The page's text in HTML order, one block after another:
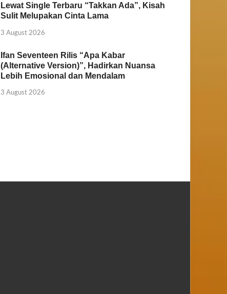
Lewat Single Terbaru “Takkan Ada”, Kisah
Sulit Melupakan Cinta Lama
3 August 2026
Ifan Seventeen Rilis “Apa Kabar
(Alternative Version)”, Hadirkan Nuansa
Lebih Emosional dan Mendalam
3 August 2026